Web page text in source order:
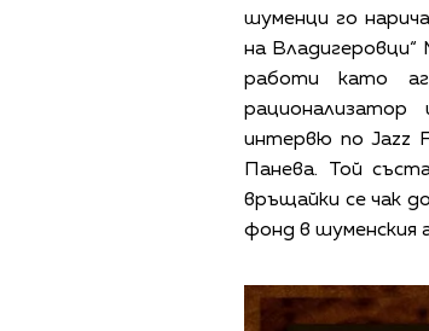
шуменци го
на
работи като
интервю по Jazz
Панева. Той
връщайки се чак
фонд в шуменския